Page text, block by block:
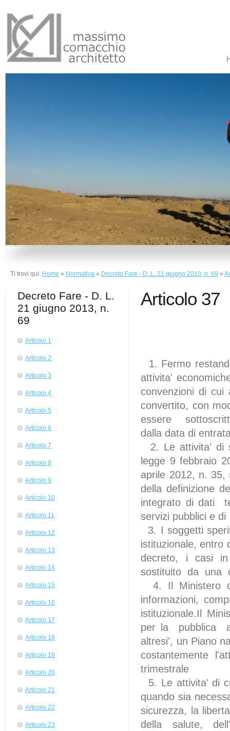
Ti trovi qui: Home » Normativa » Decreto Fare - D. L. 21 giugno 2013, n. 69 »
Decreto Fare - D. L.
21 giugno 2013, n.
69
Articolo 1
Articolo 2
Articolo 3
Articolo 4
Articolo 5
Articolo 6
Articolo 7
Articolo 8
Articolo 9
Articolo 10
Articolo 11
Articolo 12
Articolo 13
Articolo 14
Articolo 15
Articolo 16
Articolo 17
Articolo 18
Articolo 19
Articolo 20
Articolo 21
Articolo 22
Articolo 23
Articolo 37
1. Fermo
attivita'
convenzioni di
convertito, con
essere
dalla data di
2. Le attivita' di
legge 9 febbraio
aprile 2012, n.
della definizione
integrato di dati
servizi pubblici e
3. I soggetti
istituzionale,
decreto, i casi in
sostituito da una
4. Il Ministero
informazioni,
istituzionale.Il
per la pubblica
altresi', un Piano
costantemente
trimestrale
5. Le attivita' di
quando sia
sicurezza, la
della salute,